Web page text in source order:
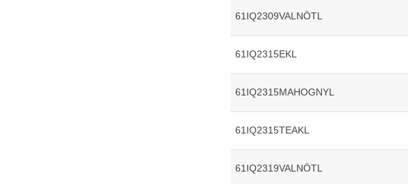
61IQ2309VALNÖTL
61IQ2315EKL
61IQ2315MAHOGNYL
61IQ2315TEAKL
61IQ2319VALNÖTL